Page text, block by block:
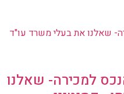
למכירה- שאלנו